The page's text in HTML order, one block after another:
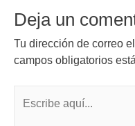
Deja un
Tu dirección de correo
campos obligatorios